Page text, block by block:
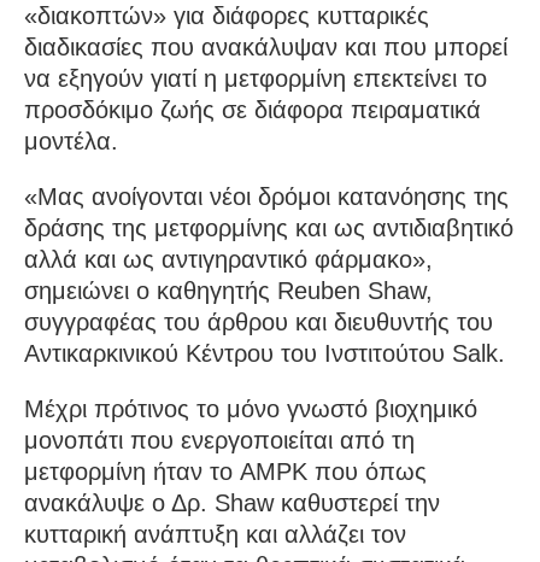
«διακοπτών» για διάφορες κυτταρικές
διαδικασίες που ανακάλυψαν και που μπορεί
να εξηγούν γιατί η μετφορμίνη επεκτείνει το
προσδόκιμο ζωής σε διάφορα πειραματικά
μοντέλα.
«Μας ανοίγονται νέοι δρόμοι κατανόησης της
δράσης της μετφορμίνης και ως αντιδιαβητικό
αλλά και ως αντιγηραντικό φάρμακο»,
σημειώνει ο καθηγητής Reuben Shaw,
συγγραφέας του άρθρου και διευθυντής του
Αντικαρκινικού Κέντρου του Ινστιτούτου Salk.
Μέχρι πρότινος το μόνο γνωστό βιοχημικό
μονοπάτι που ενεργοποιείται από τη
μετφορμίνη ήταν το AMPK που όπως
ανακάλυψε ο Δρ. Shaw καθυστερεί την
κυτταρική ανάπτυξη και αλλάζει τον